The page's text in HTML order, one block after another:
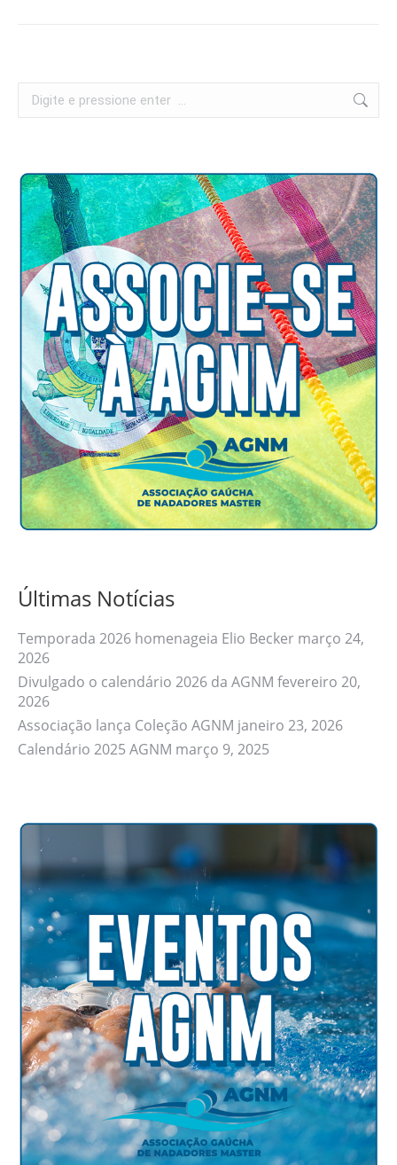
Search:
Últimas Notícias
Temporada 2026 homenageia Elio Becker março 24,
2026
Divulgado o calendário 2026 da AGNM fevereiro 20,
2026
Associação lança Coleção AGNM janeiro 23, 2026
Calendário 2025 AGNM março 9, 2025